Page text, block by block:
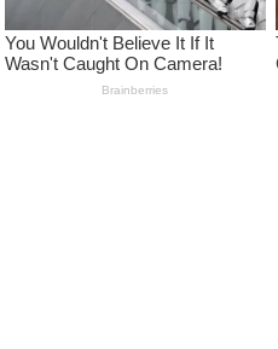
LEARN MORE
Pedoman Media Siber